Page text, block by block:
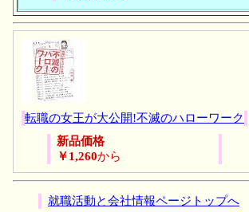
転職の女王が大公開!不滅のハローワーク
新品価格
￥1,260から
就職活動と会社情報ページトップへ